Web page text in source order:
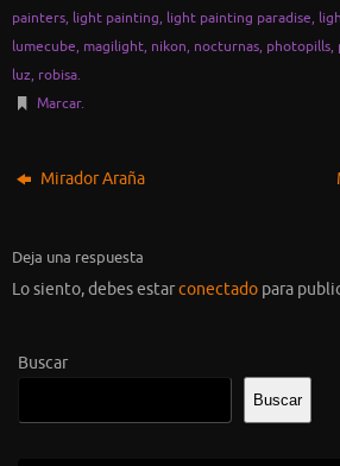
painters, light painting, light painting paradise,
lumecube, magilight, nikon, nocturnas, photopills,
luz, robisa.
Marcar.
Mirador Araña
Deja una respuesta
Lo siento, debes estarconectado para
Buscar
Buscar